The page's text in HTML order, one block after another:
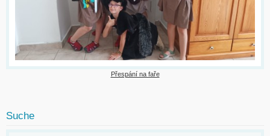
Přespání na faře
Suche